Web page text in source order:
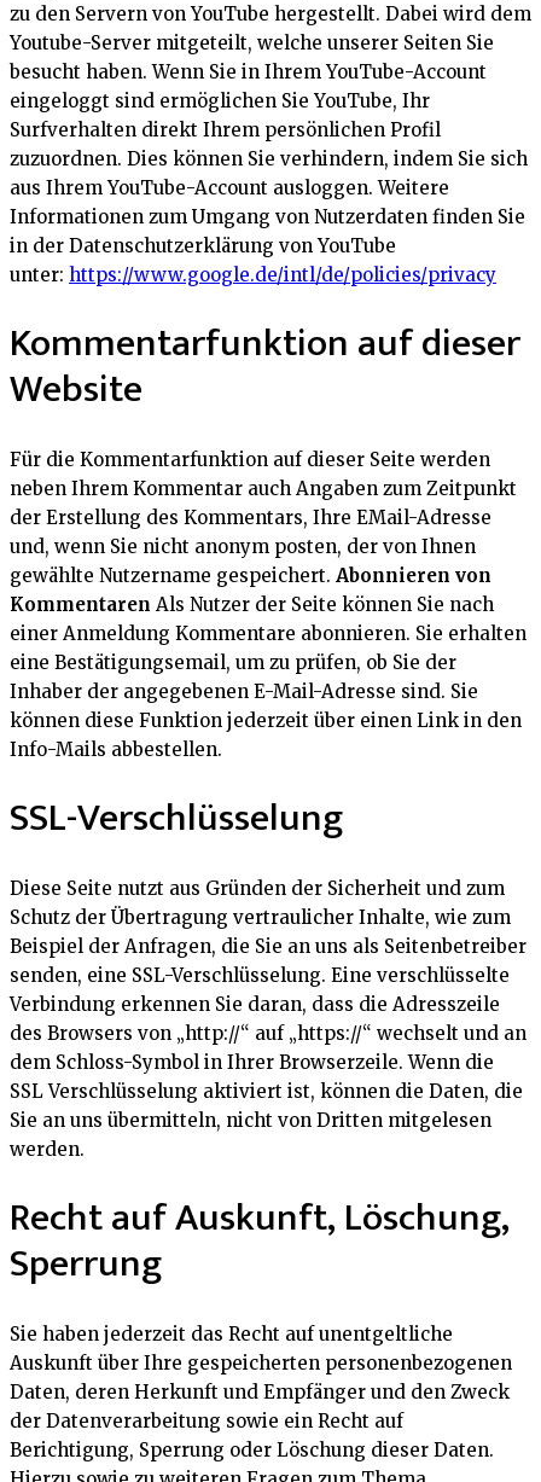
zu den Servern von YouTube hergestellt. Dabei wird dem
Youtube-Server mitgeteilt, welche unserer Seiten Sie
besucht haben. Wenn Sie in Ihrem YouTube-Account
eingeloggt sind ermöglichen Sie YouTube, Ihr
Surfverhalten direkt Ihrem persönlichen Profil
zuzuordnen. Dies können Sie verhindern, indem Sie sich
aus Ihrem YouTube-Account ausloggen. Weitere
Informationen zum Umgang von Nutzerdaten finden Sie
in der Datenschutzerklärung von YouTube
unter: https://www.google.de/intl/de/policies/privacy
Kommentarfunktion auf dieser
Website
Für die Kommentarfunktion auf dieser Seite werden
neben Ihrem Kommentar auch Angaben zum Zeitpunkt
der Erstellung des Kommentars, Ihre EMail-Adresse
und, wenn Sie nicht anonym posten, der von Ihnen
gewählte Nutzername gespeichert. Abonnieren von
Kommentaren Als Nutzer der Seite können Sie nach
einer Anmeldung Kommentare abonnieren. Sie erhalten
eine Bestätigungsemail, um zu prüfen, ob Sie der
Inhaber der angegebenen E-Mail-Adresse sind. Sie
können diese Funktion jederzeit über einen Link in den
Info-Mails abbestellen.
SSL-Verschlüsselung
Diese Seite nutzt aus Gründen der Sicherheit und zum
Schutz der Übertragung vertraulicher Inhalte, wie zum
Beispiel der Anfragen, die Sie an uns als Seitenbetreiber
senden, eine SSL-Verschlüsselung. Eine verschlüsselte
Verbindung erkennen Sie daran, dass die Adresszeile
des Browsers von „http://“ auf „https://“ wechselt und an
dem Schloss-Symbol in Ihrer Browserzeile. Wenn die
SSL Verschlüsselung aktiviert ist, können die Daten, die
Sie an uns übermitteln, nicht von Dritten mitgelesen
werden.
Recht auf Auskunft, Löschung,
Sperrung
Sie haben jederzeit das Recht auf unentgeltliche
Auskunft über Ihre gespeicherten personenbezogenen
Daten, deren Herkunft und Empfänger und den Zweck
der Datenverarbeitung sowie ein Recht auf
Berichtigung, Sperrung oder Löschung dieser Daten.